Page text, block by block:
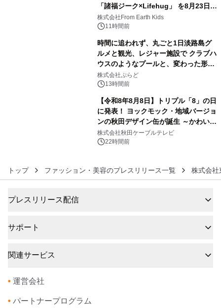
「諸福ジーク×Lifehug」 を8月23日
(日)開催
株式会社From Earth Kids
11時間前
時間に追われず、丸ごと1日淡路島グ
ルメと観光、レジャー施設で クラブハ
ウスのようなプールと、変わった形の
サウナも 「THE BOXY AWAJI」のお
得な素泊まり連泊プランで
株式会社ぷらど
13時間前
【令和8年8月8日】トリプル「8」の日
に発表！ ヨックモック・地域バージョ
ンの秋田デザイン缶が誕生 ～かわいい
秋田犬の子犬と秋田の四季と名所を巡
るパッケージ～ 9月1日(火)秋田県内で
株式会社秋田ケーブルテレビ
22時間前
トップ ファッション・美容のプレスリリース一覧 株式会社
プレスリリース配信
サポート
関連サービス
• 運営会社
• パートナープログラム